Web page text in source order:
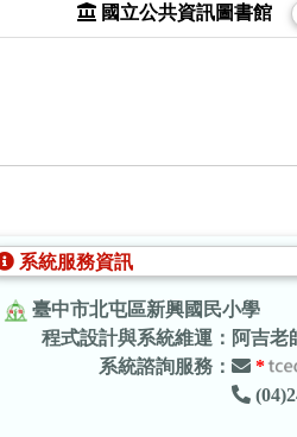
國立公共資訊圖書館
系統服務資訊
臺中市北屯區新興國民小學
程式設計與系統維運：阿吉老
系統諮詢服務：
*